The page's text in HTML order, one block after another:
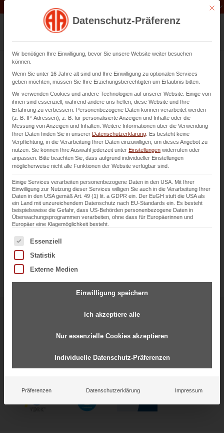
Kanal- und Rohrreparatur
Schwetzingen
in offener Bauweise
Kontaktieren Sie uns
Starke Partnerschaften für
gemeinsamen Erfolg
Mit
Datenschutz-Präferenz
Wir benötigen Ihre Einwilligung, bevor Sie unsere Website weiter besuchen
können.
Wenn Sie unter 16 Jahre alt sind und Ihre Einwilligung zu optionalen Services
geben möchten, müssen Sie Ihre Erziehungsberechtigten um Erlaubnis bitten.
Wir verwenden Cookies und andere Technologien auf unserer Website. Einige von
ihnen sind essenziell, während andere uns helfen, diese Website und Ihre
Erfahrung zu verbessern. Personenbezogene Daten können verarbeitet werden
(z. B. IP-Adressen), z. B. für personalisierte Anzeigen und Inhalte oder die
Messung von Anzeigen und Inhalten. Weitere Informationen über die Verwendung
Ihrer Daten finden Sie in unserer Datenschutzerklärung Es besteht keine
Verpflichtung, in die Verarbeitung Ihrer Daten einzuwilligen, um dieses Angebot zu
nutzen. Sie können Ihre Auswahl jederzeit unter Einstellungen widerrufen oder
anpassen. Bitte beachten Sie, dass aufgrund individueller Einstellungen
möglicherweise nicht alle Funktionen der Website verfügbar sind.
Einige Services verarbeiten personenbezogene Daten in den USA. Mit Ihrer
Einwilligung zur Nutzung dieser Services willigen Sie auch in die Verarbeitung Ihrer
Daten in den USA gemäß Art. 49 (1) lit. a GDPR ein. Der EuGH stuft die USA als
ein Land mit unzureichendem Datenschutz nach EU-Standards ein. Es besteht
beispielsweise die Gefahr, dass US-Behörden personenbezogene Daten in
Überwachungsprogrammen verarbeiten, ohne dass für Europäerinnen und
Europäer eine Klagemöglichkeit besteht.
Es folgt eine Liste der Service-Gruppen, für die eine
Essenziell
Statistik
Externe Medien
Einwilligung speichern
Ich akzeptiere alle
Nur essenzielle Cookies akzeptieren
Individuelle Datenschutz-Präferenzen
Präferenzen Datenschutzerklärung Impressum